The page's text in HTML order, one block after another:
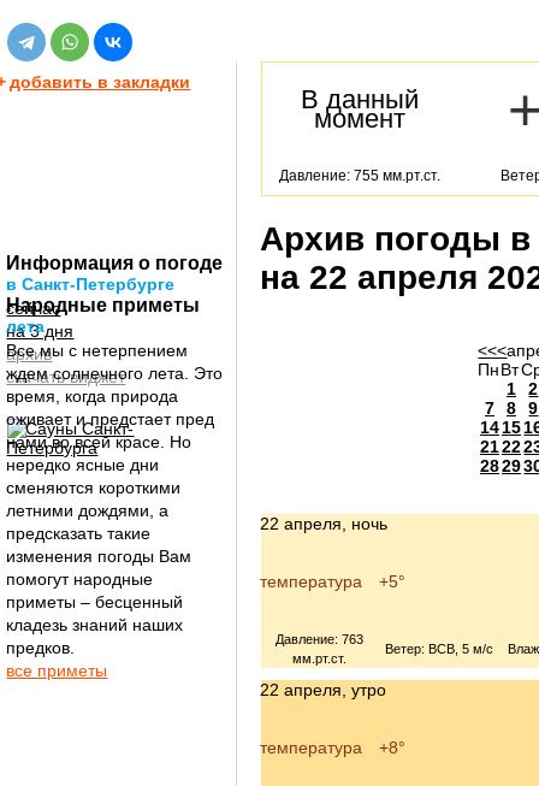
добавить в закладки
Информация о погоде
в Санкт-Петербурге
сейчас
на 3 дня
архив
скачать виджет
Народные приметы
лета
Все мы с нетерпением
ждем солнечного лета. Это
время, когда природа
оживает и предстает пред
нами во всей красе. Но
нередко ясные дни
сменяются короткими
летними дождями, а
предсказать такие
изменения погоды Вам
помогут народные
приметы – бесценный
кладезь знаний наших
предков.
все приметы
В данный
момент
Давление: 755 мм.рт.ст.
Архив погоды в
на 22 апреля
<<<
ПнВт
1
2
7
8
9
1415
2122
2829
22 апреля, ночь
температура +5°
Давление: 763
мм.рт.ст.
Ветер: ВСВ, 5 м/с
22 апреля, утро
температура +8°